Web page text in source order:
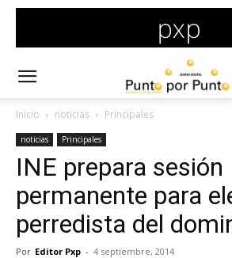
Inicio noticias Principales
noticias Principales
INE prepara sesión
permanente para
perredista del
Por Editor Pxp - 4 septiembre, 2014